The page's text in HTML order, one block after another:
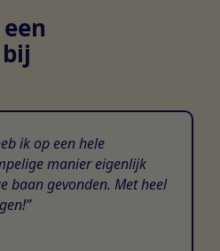
ik op een hele
manier eigenlijk
baan gevonden. Met heel